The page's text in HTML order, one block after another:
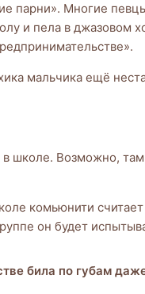
парни». Многие
и пела в джазовом
мальчика ещё
Возможно,
комьюнити
он будет
била по губам